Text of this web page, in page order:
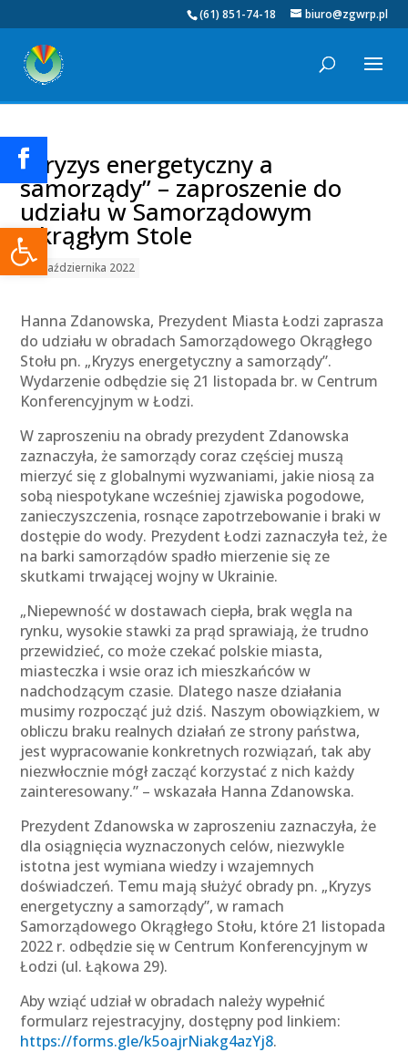
Otwórz pasek narzędzi
(61) 851-74-18 biuro@zgwrp.pl
„Kryzys energetyczny a
samorządy” – zaproszenie do
udziału w Samorządowym
Okrągłym Stole
28 października 2022
Hanna Zdanowska, Prezydent Miasta Łodzi zaprasza
do udziału w obradach Samorządowego Okrągłego
Stołu pn. „Kryzys energetyczny a samorządy”.
Wydarzenie odbędzie się 21 listopada br. w Centrum
Konferencyjnym w Łodzi.
W zaproszeniu na obrady prezydent Zdanowska
zaznaczyła, że samorządy coraz częściej muszą
mierzyć się z globalnymi wyzwaniami, jakie niosą za
sobą niespotykane wcześniej zjawiska pogodowe,
zanieczyszczenia, rosnące zapotrzebowanie i braki w
dostępie do wody. Prezydent Łodzi zaznaczyła też, że
na barki samorządów spadło mierzenie się ze
skutkami trwającej wojny w Ukrainie.
„Niepewność w dostawach ciepła, brak węgla na
rynku, wysokie stawki za prąd sprawiają, że trudno
przewidzieć, co może czekać polskie miasta,
miasteczka i wsie oraz ich mieszkańców w
nadchodzącym czasie. Dlatego nasze działania
musimy rozpocząć już dziś. Naszym obowiązkiem, w
obliczu braku realnych działań ze strony państwa,
jest wypracowanie konkretnych rozwiązań, tak aby
niezwłocznie mógł zacząć korzystać z nich każdy
zainteresowany.” – wskazała Hanna Zdanowska.
Prezydent Zdanowska w zaproszeniu zaznaczyła, że
dla osiągnięcia wyznaczonych celów, niezwykle
istotna jest wymiana wiedzy i wzajemnych
doświadczeń. Temu mają służyć obrady pn. „Kryzys
energetyczny a samorządy”, w ramach
Samorządowego Okrągłego Stołu, które 21 listopada
2022 r. odbędzie się w Centrum Konferencyjnym w
Łodzi (ul. Łąkowa 29).
Aby wziąć udział w obradach należy wypełnić
formularz rejestracyjny, dostępny pod linkiem:
https://forms.gle/k5oajrNiakg4azYj8.